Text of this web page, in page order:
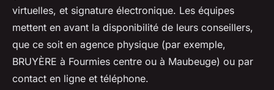
virtuelles, et signature électronique. Les équipes
mettent en avant la disponibilité de leurs conseillers,
que ce soit en agence physique (par exemple,
BRUYÈRE à Fourmies centre ou à Maubeuge) ou par
contact en ligne et téléphone.